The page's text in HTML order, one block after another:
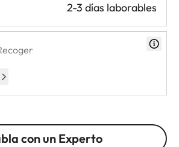
2-3 días laborables
con un Experto